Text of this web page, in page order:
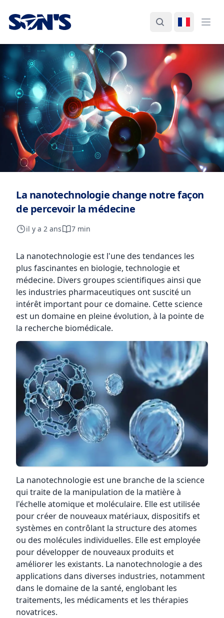
Laboratorios Química Son's
Rechercher
Changer
La nanotechnologie change notre façon
de percevoir la médecine
il y a 2 ans 7 min
La nanotechnologie est l'une des tendances les
plus fascinantes en biologie, technologie et
médecine. Divers groupes scientifiques ainsi que
les industries pharmaceutiques ont suscité un
intérêt important pour ce domaine. Cette science
est un domaine en pleine évolution, à la pointe de
la recherche biomédicale.
La nanotechnologie est une branche de la science
qui traite de la manipulation de la matière à
l'échelle atomique et moléculaire. Elle est utilisée
pour créer de nouveaux matériaux, dispositifs et
systèmes en contrôlant la structure des atomes
ou des molécules individuelles. Elle est employée
pour développer de nouveaux produits et
améliorer les existants. La nanotechnologie a des
applications dans diverses industries, notamment
dans le domaine de la santé, englobant les
traitements, les médicaments et les thérapies
novatrices.